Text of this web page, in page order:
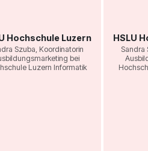
Hochschule Luzern
Szuba, Koordinatorin
bei
Luzern Informatik
HSLU
Sandra